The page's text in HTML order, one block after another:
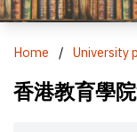
Home / University
香港教育學